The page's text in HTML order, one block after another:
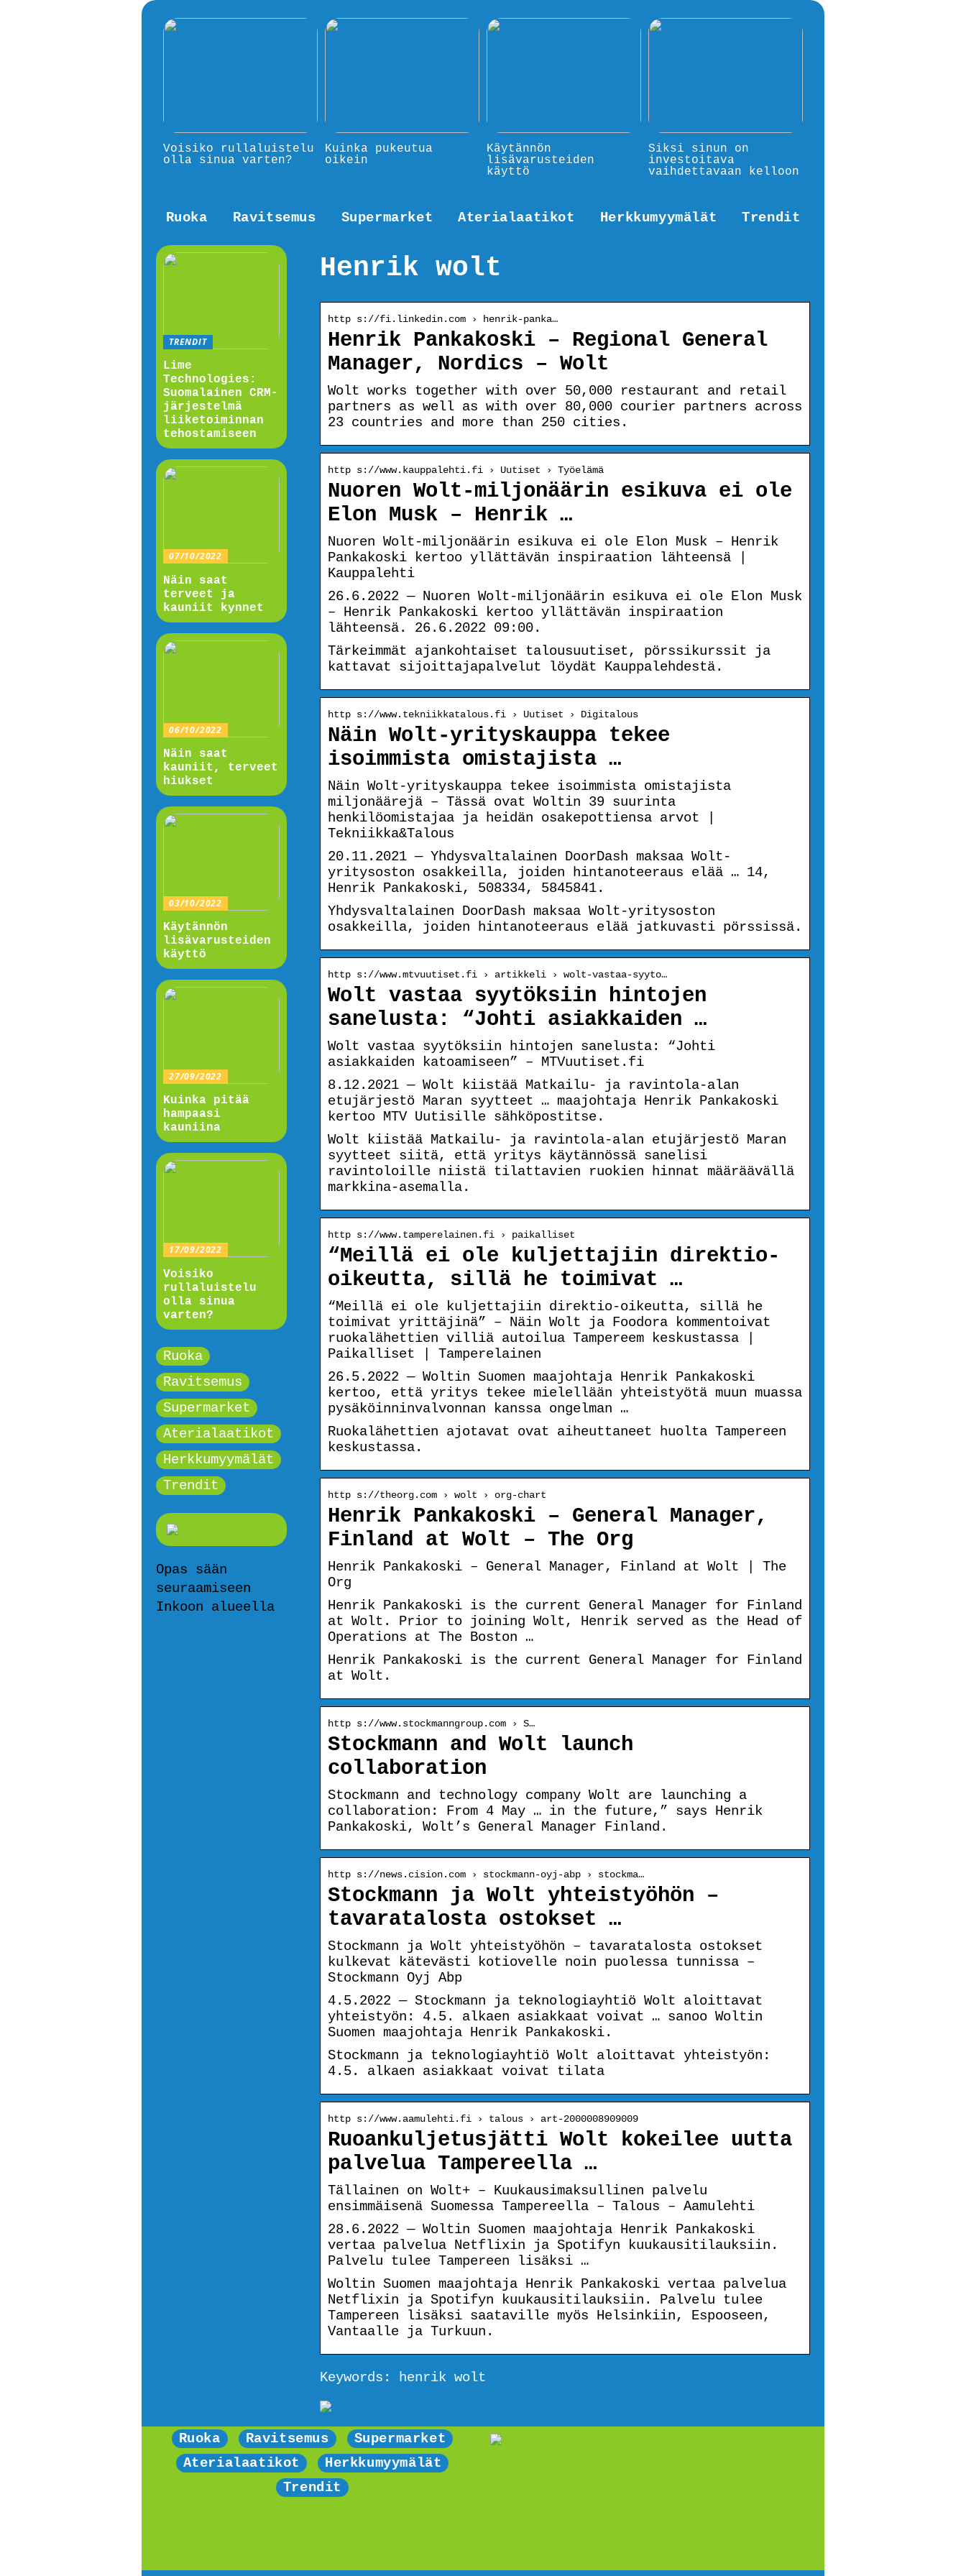
Voisiko rullaluistelu
olla sinua varten?
Kuinka pukeutua
oikein
Käytännön
lisävarusteiden
käyttö
Siksi sinun on
investoitava
vaihdettavaan kelloon
Ruoka Ravitsemus Supermarket Aterialaatikot Herkkumyymälät Trendit
Henrik wolt
http s://fi.linkedin.com › henrik-panka…
Henrik Pankakoski – Regional General
Manager, Nordics – Wolt
Wolt works together with over 50,000 restaurant and retail
partners as well as with over 80,000 courier partners across
23 countries and more than 250 cities.
http s://www.kauppalehti.fi › Uutiset › Työelämä
Nuoren Wolt-miljonäärin esikuva ei ole
Elon Musk – Henrik …
Nuoren Wolt-miljonäärin esikuva ei ole Elon Musk – Henrik
Pankakoski kertoo yllättävän inspiraation lähteensä |
Kauppalehti
26.6.2022 — Nuoren Wolt-miljonäärin esikuva ei ole Elon Musk
– Henrik Pankakoski kertoo yllättävän inspiraation
lähteensä. 26.6.2022 09:00.
Tärkeimmät ajankohtaiset talousuutiset, pörssikurssit ja
kattavat sijoittajapalvelut löydät Kauppalehdestä.
http s://www.tekniikkatalous.fi › Uutiset › Digitalous
Näin Wolt-yrityskauppa tekee
isoimmista omistajista …
Näin Wolt-yrityskauppa tekee isoimmista omistajista
miljonäärejä – Tässä ovat Woltin 39 suurinta
henkilöomistajaa ja heidän osakepottiensa arvot |
Tekniikka&Talous
20.11.2021 — Yhdysvaltalainen DoorDash maksaa Wolt-
yritysoston osakkeilla, joiden hintanoteeraus elää … 14,
Henrik Pankakoski, 508334, 5845841.
Yhdysvaltalainen DoorDash maksaa Wolt-yritysoston
osakkeilla, joiden hintanoteeraus elää jatkuvasti pörssissä.
http s://www.mtvuutiset.fi › artikkeli › wolt-vastaa-syyto…
Wolt vastaa syytöksiin hintojen
sanelusta: “Johti asiakkaiden …
Wolt vastaa syytöksiin hintojen sanelusta: “Johti
asiakkaiden katoamiseen” – MTVuutiset.fi
8.12.2021 — Wolt kiistää Matkailu- ja ravintola-alan
etujärjestö Maran syytteet … maajohtaja Henrik Pankakoski
kertoo MTV Uutisille sähköpostitse.
Wolt kiistää Matkailu- ja ravintola-alan etujärjestö Maran
syytteet siitä, että yritys käytännössä sanelisi
ravintoloille niistä tilattavien ruokien hinnat määräävällä
markkina-asemalla.
http s://www.tamperelainen.fi › paikalliset
“Meillä ei ole kuljettajiin direktio-
oikeutta, sillä he toimivat …
“Meillä ei ole kuljettajiin direktio-oikeutta, sillä he
toimivat yrittäjinä” – Näin Wolt ja Foodora kommentoivat
ruokalähettien villiä autoilua Tampereem keskustassa |
Paikalliset | Tamperelainen
26.5.2022 — Woltin Suomen maajohtaja Henrik Pankakoski
kertoo, että yritys tekee mielellään yhteistyötä muun muassa
pysäköinninvalvonnan kanssa ongelman …
Ruokalähettien ajotavat ovat aiheuttaneet huolta Tampereen
keskustassa.
http s://theorg.com › wolt › org-chart
Henrik Pankakoski – General Manager,
Finland at Wolt – The Org
Henrik Pankakoski – General Manager, Finland at Wolt | The
Org
Henrik Pankakoski is the current General Manager for Finland
at Wolt. Prior to joining Wolt, Henrik served as the Head of
Operations at The Boston …
Henrik Pankakoski is the current General Manager for Finland
at Wolt.
http s://www.stockmanngroup.com › S…
Stockmann and Wolt launch
collaboration
Stockmann and technology company Wolt are launching a
collaboration: From 4 May … in the future,” says Henrik
Pankakoski, Wolt’s General Manager Finland.
http s://news.cision.com › stockmann-oyj-abp › stockma…
Stockmann ja Wolt yhteistyöhön –
tavaratalosta ostokset …
Stockmann ja Wolt yhteistyöhön – tavaratalosta ostokset
kulkevat kätevästi kotiovelle noin puolessa tunnissa –
Stockmann Oyj Abp
4.5.2022 — Stockmann ja teknologiayhtiö Wolt aloittavat
yhteistyön: 4.5. alkaen asiakkaat voivat … sanoo Woltin
Suomen maajohtaja Henrik Pankakoski.
Stockmann ja teknologiayhtiö Wolt aloittavat yhteistyön:
4.5. alkaen asiakkaat voivat tilata
http s://www.aamulehti.fi › talous › art-2000008909009
Ruoankuljetusjätti Wolt kokeilee uutta
palvelua Tampereella …
Tällainen on Wolt+ – Kuukausimaksullinen palvelu
ensimmäisenä Suomessa Tampereella – Talous – Aamulehti
28.6.2022 — Woltin Suomen maajohtaja Henrik Pankakoski
vertaa palvelua Netflixin ja Spotifyn kuukausitilauksiin.
Palvelu tulee Tampereen lisäksi …
Woltin Suomen maajohtaja Henrik Pankakoski vertaa palvelua
Netflixin ja Spotifyn kuukausitilauksiin. Palvelu tulee
Tampereen lisäksi saataville myös Helsinkiin, Espooseen,
Vantaalle ja Turkuun.
Keywords: henrik wolt
TRENDIT
Lime
Technologies:
Suomalainen CRM-
järjestelmä
liiketoiminnan
tehostamiseen
07/10/2022
Näin saat
terveet ja
kauniit kynnet
06/10/2022
Näin saat
kauniit, terveet
hiukset
03/10/2022
Käytännön
lisävarusteiden
käyttö
27/09/2022
Kuinka pitää
hampaasi
kauniina
17/09/2022
Voisiko
rullaluistelu
olla sinua
varten?
Ruoka
Ravitsemus
Supermarket
Aterialaatikot
Herkkumyymälät
Trendit
Opas sään
seuraamiseen
Inkoon alueella
Ruoka Ravitsemus
Supermarket
Aterialaatikot
Herkkumyymälät
Trendit